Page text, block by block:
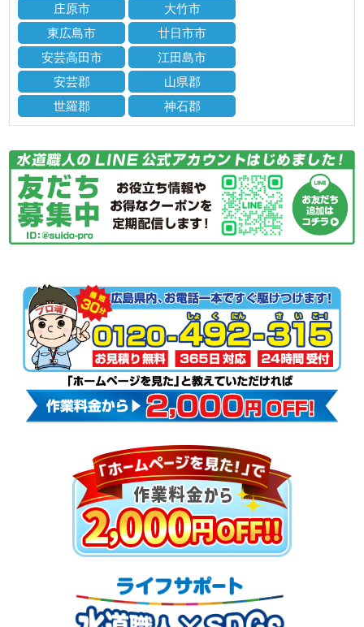
庄原市
大竹市
東広島市
廿日市市
安芸高田市
江田島市
安芸郡
山県郡
世羅郡
神石郡